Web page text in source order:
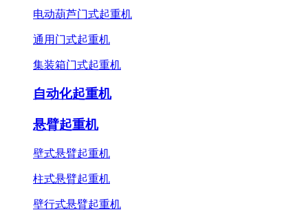
电动葫芦门式起重机
通用门式起重机
集装箱门式起重机
自动化起重机
悬臂起重机
壁式悬臂起重机
柱式悬臂起重机
壁行式悬臂起重机